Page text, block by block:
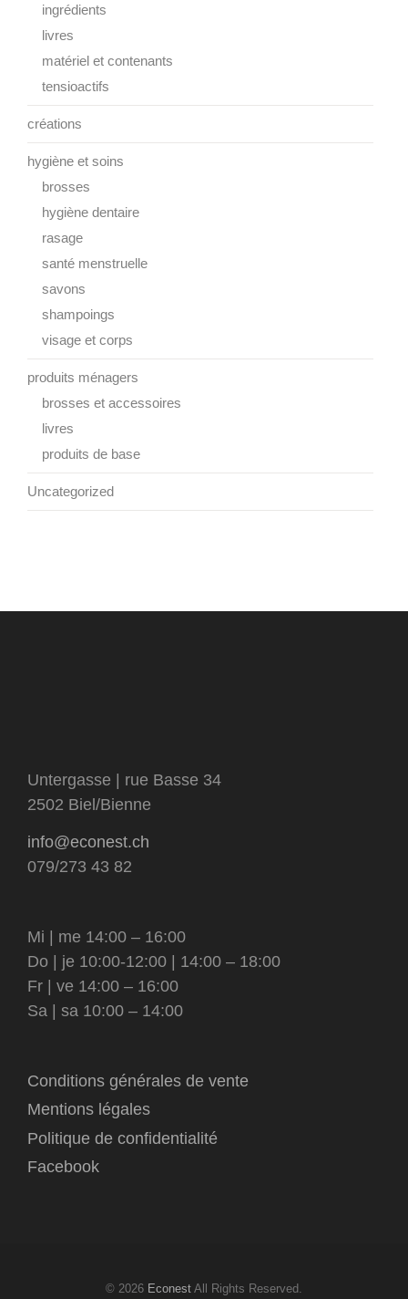
ingrédients
livres
matériel et contenants
tensioactifs
créations
hygiène et soins
brosses
hygiène dentaire
rasage
santé menstruelle
savons
shampoings
visage et corps
produits ménagers
brosses et accessoires
livres
produits de base
Uncategorized
Untergasse | rue Basse 34
2502 Biel/Bienne
info@econest.ch
079/273 43 82
Mi | me 14:00 – 16:00
Do | je 10:00-12:00 | 14:00 – 18:00
Fr | ve 14:00 – 16:00
Sa | sa 10:00 – 14:00
Conditions générales de vente
Mentions légales
Politique de confidentialité
Facebook
© 2026 Econest All Rights Reserved.